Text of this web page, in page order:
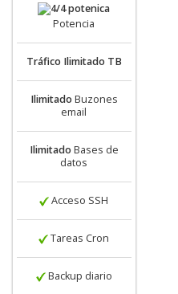
Potencia
Tráfico Ilimitado TB
Ilimitado Buzones
email
Ilimitado Bases de
datos
Acceso SSH
Tareas Cron
Backup diario